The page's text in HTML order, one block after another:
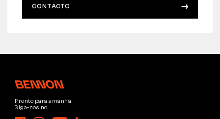
CONTACTO
Pronto para amanhã
Siga-nos no